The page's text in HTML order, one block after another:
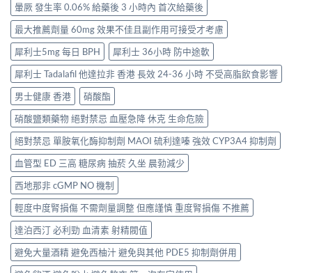
暈厥 發生率 0.06% 給藥後 3 小時內 首次給藥後
最大推薦劑量 60mg 效果不佳且副作用可接受才考慮
犀利士5mg 每日 BPH
犀利士 36小時 防中途軟
犀利士 Tadalafil 他達拉非 香港 長效 24-36 小時 不受高脂飲食影響
男士健康 香港
硝酸酯
硝酸鹽類藥物 絕對禁忌 血壓急降 休克 生命危險
絕對禁忌 單胺氧化酶抑制劑 MAOI 硫利達嗪 強效 CYP3A4 抑制劑
血管型 ED 三高 糖尿病 抽菸 久坐 晨勃減少
西地那非 cGMP NO 機制
輕度中度腎損傷 不需劑量調整 但應謹慎 重度腎損傷 不推薦
達泊西汀 必利勁 血清素 射精閥值
避免大量酒精 避免西柚汁 避免與其他 PDE5 抑制劑併用